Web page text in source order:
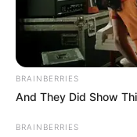
BRAINBERRIES
And They Did Show
BRAINBERRIES